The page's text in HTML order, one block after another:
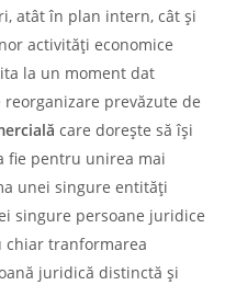
atât în plan intern, cât și
activități economice
la un moment dat
prevăzute de
care dorește să își
fie pentru unirea mai
unei singure entități
singure persoane juridice
chiar tranformarea
juridică distinctă și